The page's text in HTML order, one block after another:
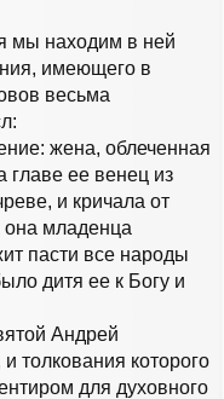
мы находим в ней
имеющего в
весьма
жена, облеченная
главе ее венец из
и кричала от
младенца
пасти все народы
дитя ее к Богу и
Андрей
толкования которого
для духовного